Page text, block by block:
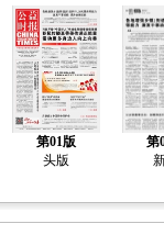
第01版
头版
第